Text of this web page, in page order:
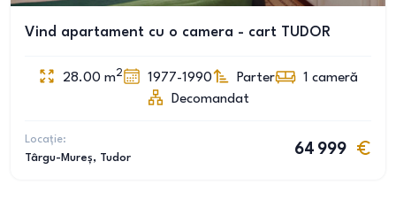
Vind apartament cu o camera - cart TUDOR
28.00 m2 1977-1990 Parter 1 cameră
Decomandat
Locație:
Târgu-Mureș, Tudor
64 999